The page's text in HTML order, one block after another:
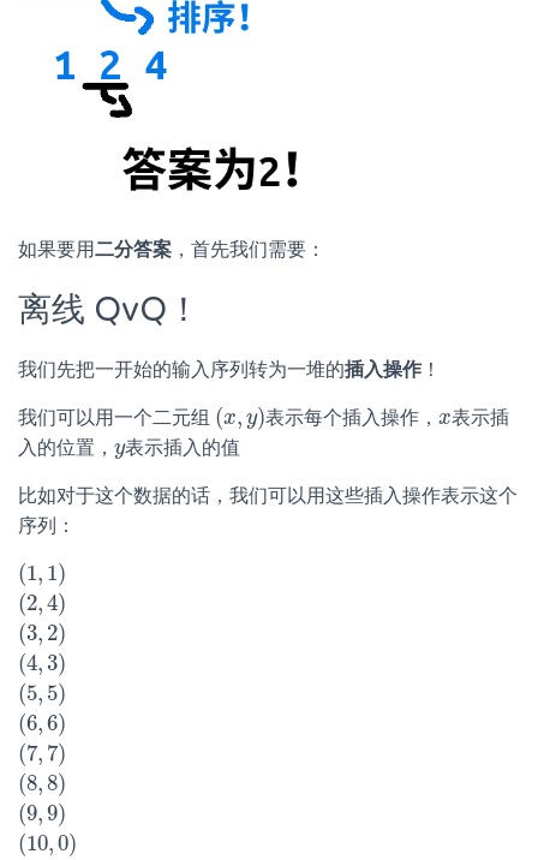
如果要用二分答案 ，首先我们需要：
离线 QvQ！
我们先把一开始的输入序列转为一堆的插入操作 ！
我们可以用一个二元组 (x, y)
(x,y ) 表示每个插入操作，x
x表示插
入的位置， y
y表示插入的值
比如对于这个数据的话，我们可以用这些插入操作表示这个
序列：
(1, 1)
(1,1)
(2,4)
(2,4)
(3, 2)
(3,2)
(4,3)
(4,3)
(5, 5)
(5,5)
(6,6)
(6,6)
(7, 7)
(7,7)
(8,8)
(8,8)
(9,9)
(9,9)
(10,0)
(10, 0)